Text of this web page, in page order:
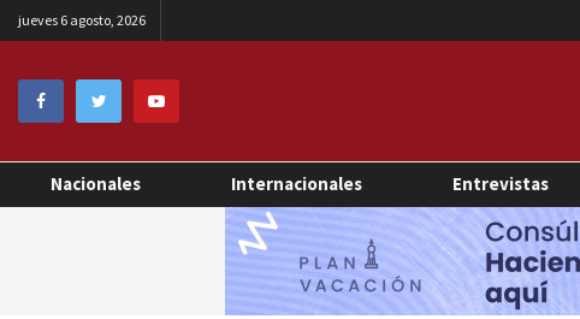
jueves 6 agosto, 2026
Nacionales Internacionales Entrevistas